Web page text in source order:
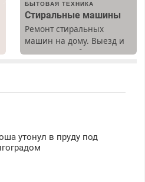
БЫТОВАЯ ТЕХНИКА
Стиральные машины
Ремонт стиральных
машин на дому. Выезд и
диагностика бесплатно.
утонул в пруду под